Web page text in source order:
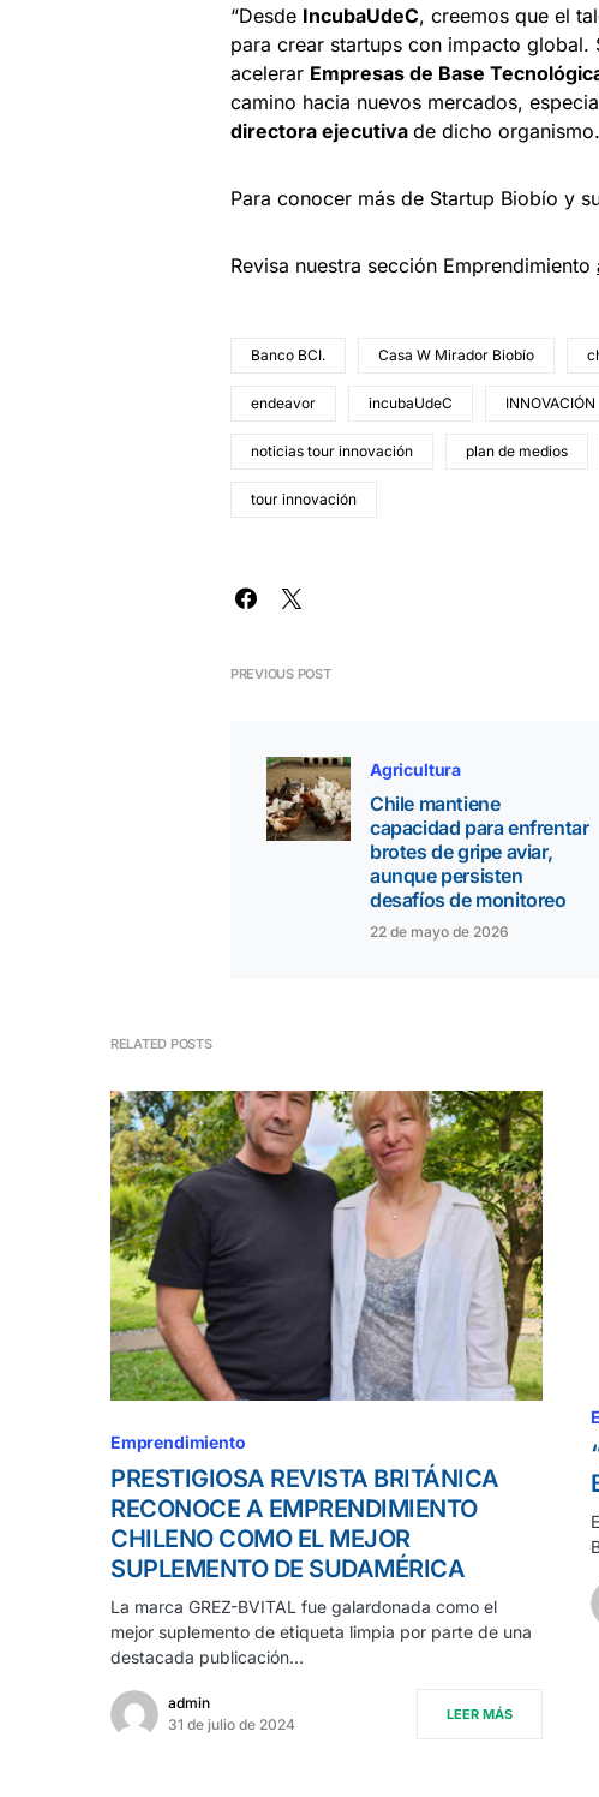
“Desde IncubaUdeC, creemos que el
para crear startups con impacto
acelerar Empresas de Base
camino hacia nuevos mercados,
directora ejecutiva de dicho organismo.
Para conocer más de Startup Biobío y
Revisa nuestra sección Emprendimiento
Banco BCI. Casa W Mirador Biobío
endeavor incubaUdeC INNOVACIÓN
noticias tour innovación plan de medios
tour innovación
PREVIOUS POST
Agricultura
Chile mantiene
capacidad para enfrentar
brotes de gripe aviar,
aunque persisten
desafíos de monitoreo
22 de mayo de 2026
RELATED POSTS
Emprendimiento
PRESTIGIOSA REVISTA BRITÁNICA
RECONOCE A EMPRENDIMIENTO
CHILENO COMO EL MEJOR
SUPLEMENTO DE SUDAMÉRICA
La marca GREZ-BVITAL fue galardonada como el
mejor suplemento de etiqueta limpia por parte de una
destacada publicación…
admin
31 de julio de 2024
LEER MÁS